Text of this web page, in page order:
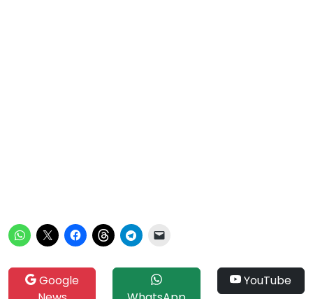
Google
YouTube